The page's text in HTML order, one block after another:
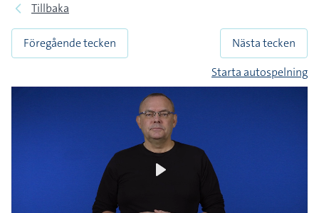
Tillbaka
Föregående tecken
Nästa tecken
Starta autospelning